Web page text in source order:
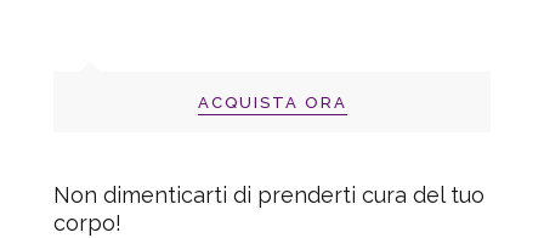
ACQUISTA ORA
Non dimenticarti di prenderti cura del tuo
corpo!